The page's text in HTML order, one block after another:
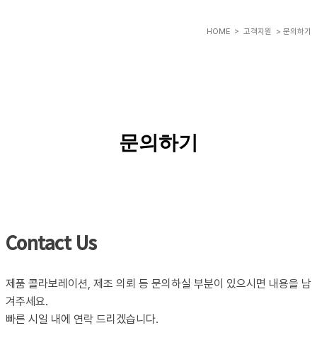
HOME > 고객지원 > 문의하기
문의하기
Contact Us
제품 콜라보레이션, 제조 의뢰 등 문의하실 부분이 있으시면 내용을 남
겨주세요.
빠른 시일 내에 연락 드리겠습니다.